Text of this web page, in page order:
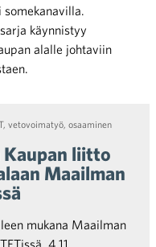
somekanavilla.
käynnistyy
alalle johtaviin
, vetovoimatyö, osaaminen
Kaupan liitto
Maailman
mukana Maailman
4.11.